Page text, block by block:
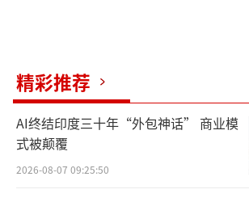
精彩推荐
AI终结印度三十年“外包神话” 商业模
式被颠覆
2026-08-07 09:25:50